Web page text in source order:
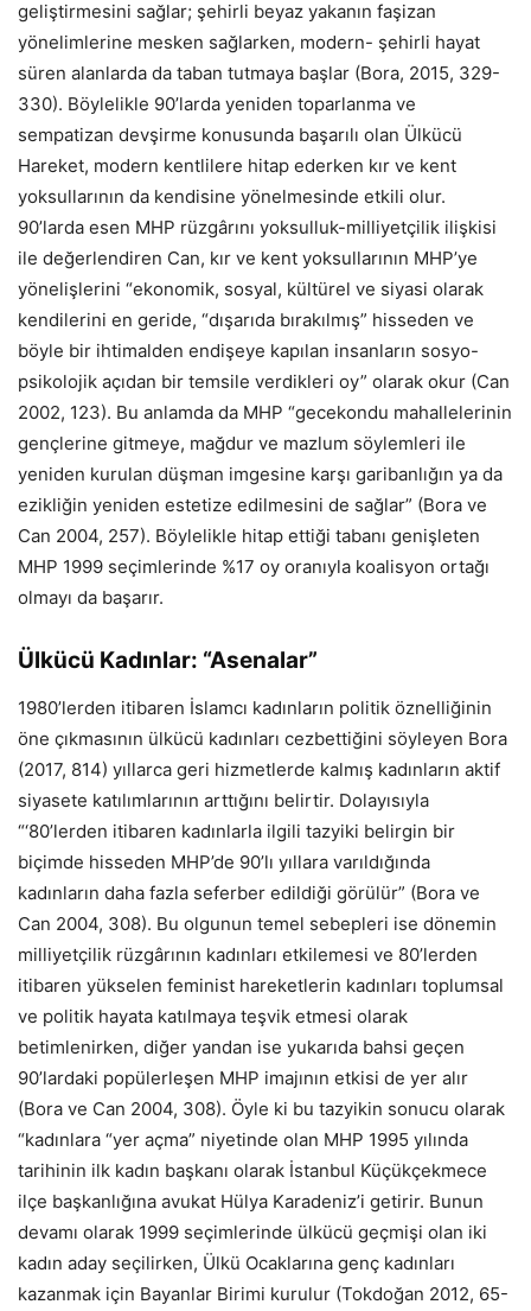
geliştirmesini sağlar; şehirli beyaz yakanın faşizan
yönelimlerine mesken sağlarken, modern- şehirli hayat
süren alanlarda da taban tutmaya başlar (Bora, 2015, 329-
330). Böylelikle 90’larda yeniden toparlanma ve
sempatizan devşirme konusunda başarılı olan Ülkücü
Hareket, modern kentlilere hitap ederken kır ve kent
yoksullarının da kendisine yönelmesinde etkili olur.
90’larda esen MHP rüzgârını yoksulluk-milliyetçilik ilişkisi
ile değerlendiren Can, kır ve kent yoksullarının MHP’ye
yönelişlerini “ekonomik, sosyal, kültürel ve siyasi olarak
kendilerini en geride, “dışarıda bırakılmış” hisseden ve
böyle bir ihtimalden endişeye kapılan insanların sosyo-
psikolojik açıdan bir temsile verdikleri oy” olarak okur (Can
2002, 123). Bu anlamda da MHP “gecekondu mahallelerinin
gençlerine gitmeye, mağdur ve mazlum söylemleri ile
yeniden kurulan düşman imgesine karşı garibanlığın ya da
ezikliğin yeniden estetize edilmesini de sağlar” (Bora ve
Can 2004, 257). Böylelikle hitap ettiği tabanı genişleten
MHP 1999 seçimlerinde %17 oy oranıyla koalisyon ortağı
olmayı da başarır.
Ülkücü Kadınlar: “Asenalar”
1980’lerden itibaren İslamcı kadınların politik öznelliğinin
öne çıkmasının ülkücü kadınları cezbettiğini söyleyen Bora
(2017, 814) yıllarca geri hizmetlerde kalmış kadınların aktif
siyasete katılımlarının arttığını belirtir. Dolayısıyla
“‘80’lerden itibaren kadınlarla ilgili tazyiki belirgin bir
biçimde hisseden MHP’de 90’lı yıllara varıldığında
kadınların daha fazla seferber edildiği görülür” (Bora ve
Can 2004, 308). Bu olgunun temel sebepleri ise dönemin
milliyetçilik rüzgârının kadınları etkilemesi ve 80’lerden
itibaren yükselen feminist hareketlerin kadınları toplumsal
ve politik hayata katılmaya teşvik etmesi olarak
betimlenirken, diğer yandan ise yukarıda bahsi geçen
90’lardaki popülerleşen MHP imajının etkisi de yer alır
(Bora ve Can 2004, 308). Öyle ki bu tazyikin sonucu olarak
“kadınlara “yer açma” niyetinde olan MHP 1995 yılında
tarihinin ilk kadın başkanı olarak İstanbul Küçükçekmece
ilçe başkanlığına avukat Hülya Karadeniz’i getirir. Bunun
devamı olarak 1999 seçimlerinde ülkücü geçmişi olan iki
kadın aday seçilirken, Ülkü Ocaklarına genç kadınları
kazanmak için Bayanlar Birimi kurulur (Tokdoğan 2012, 65-